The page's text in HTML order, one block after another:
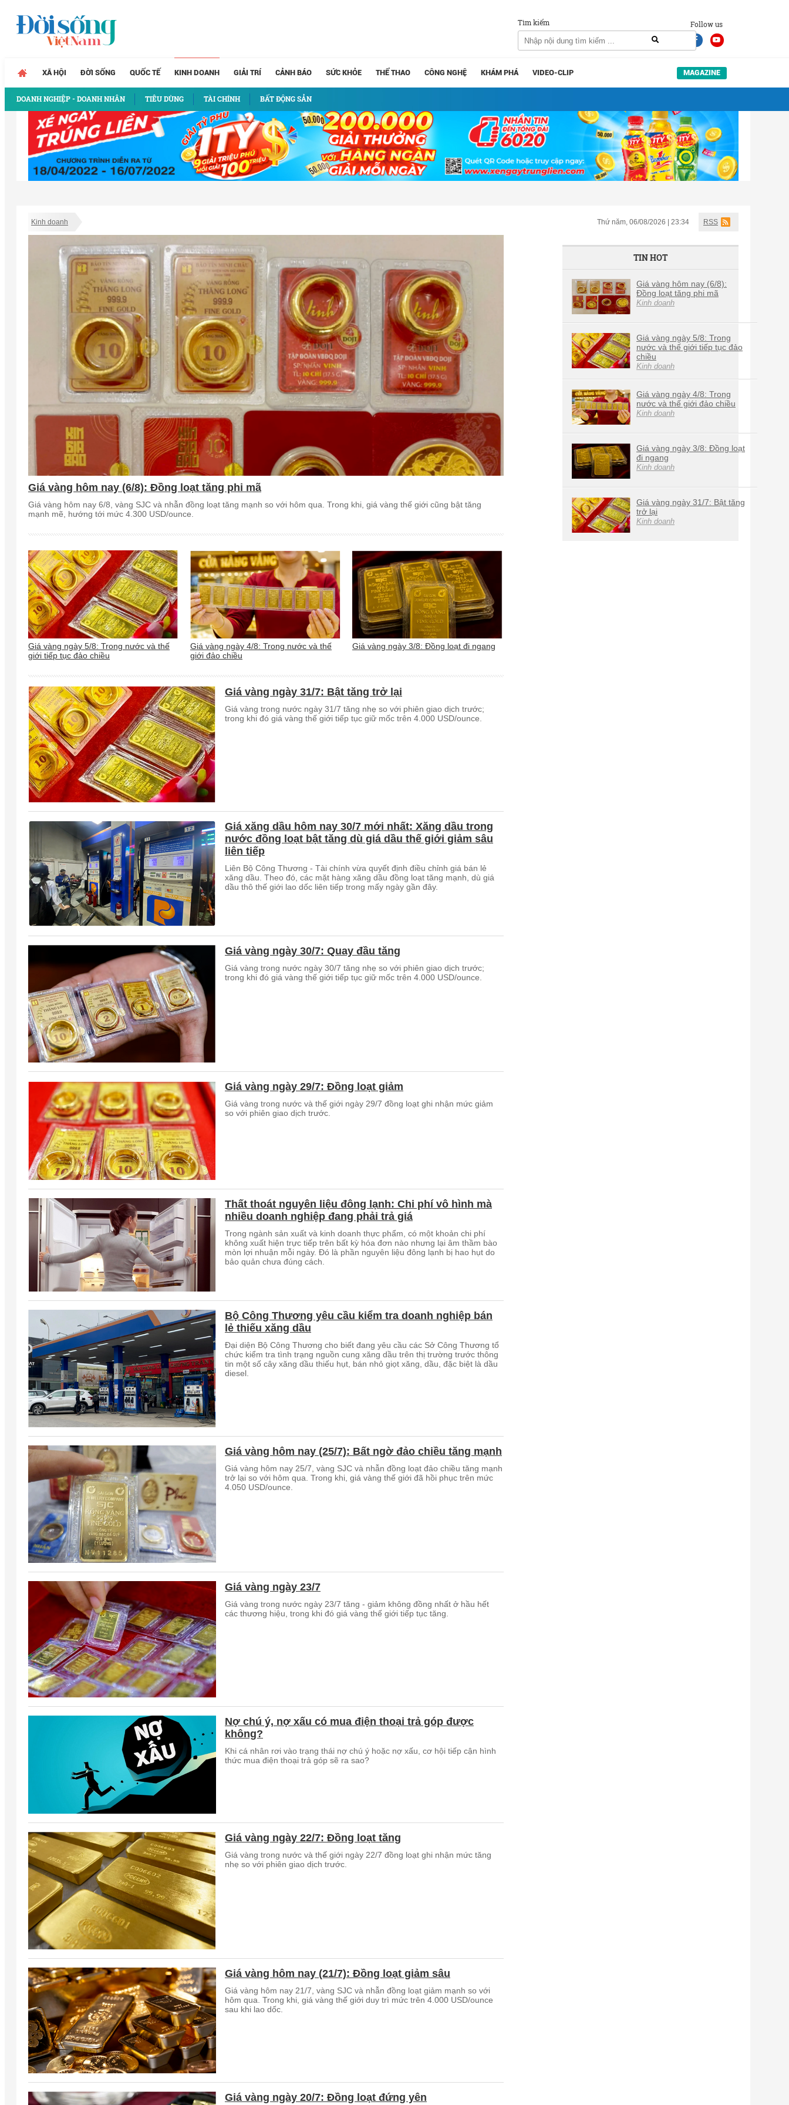
Follow us
Tìm kiếm
XÃ HỘI ĐỜI SỐNG QUỐC TẾ KINH DOANH
DOANH NGHIỆP - DOANH NHÂN TIÊU DÙNG TÀI CHÍNH BẤT ĐỘNG SẢN
GIẢI TRÍ CẢNH BÁO SỨC KHỎE THỂ THAO CÔNG NGHỆ KHÁM PHÁ VIDEO-CLIP MAGAZINE
Kinh doanh Thứ năm, 06/08/2026 | 23:34 RSS
Giá vàng hôm nay (6/8): Đồng loạt tăng phi mã
Giá vàng hôm nay 6/8, vàng SJC và nhẫn đồng loạt tăng mạnh so với hôm qua. Trong khi, giá vàng thế giới cũng bật tăng
mạnh mẽ, hướng tới mức 4.300 USD/ounce.
Giá vàng ngày 5/8: Trong nước và thế
giới tiếp tục đảo chiều
Giá vàng ngày 4/8: Trong nước và thế
giới đảo chiều
Giá vàng ngày 3/8: Đồng loạt đi ngang
Giá vàng ngày 31/7: Bật tăng trở lại
Giá vàng trong nước ngày 31/7 tăng nhẹ so với phiên giao dịch trước;
trong khi đó giá vàng thế giới tiếp tục giữ mốc trên 4.000 USD/ounce.
Giá xăng dầu hôm nay 30/7 mới nhất: Xăng dầu trong
nước đồng loạt bật tăng dù giá dầu thế giới giảm sâu
liên tiếp
Liên Bộ Công Thương - Tài chính vừa quyết định điều chỉnh giá bán lẻ
xăng dầu. Theo đó, các mặt hàng xăng dầu đồng loạt tăng mạnh, dù giá
dầu thô thế giới lao dốc liên tiếp trong mấy ngày gần đây.
Giá vàng ngày 30/7: Quay đầu tăng
Giá vàng trong nước ngày 30/7 tăng nhẹ so với phiên giao dịch trước;
trong khi đó giá vàng thế giới tiếp tục giữ mốc trên 4.000 USD/ounce.
Giá vàng ngày 29/7: Đồng loạt giảm
Giá vàng trong nước và thế giới ngày 29/7 đồng loạt ghi nhận mức giảm
so với phiên giao dịch trước.
Thất thoát nguyên liệu đông lạnh: Chi phí vô hình mà
nhiều doanh nghiệp đang phải trả giá
Trong ngành sản xuất và kinh doanh thực phẩm, có một khoản chi phí
không xuất hiện trực tiếp trên bất kỳ hóa đơn nào nhưng lại âm thầm bào
mòn lợi nhuận mỗi ngày. Đó là phần nguyên liệu đông lạnh bị hao hụt do
bảo quản chưa đúng cách.
Bộ Công Thương yêu cầu kiểm tra doanh nghiệp bán
lẻ thiếu xăng dầu
Đại diện Bộ Công Thương cho biết đang yêu cầu các Sở Công Thương tổ
chức kiểm tra tình trạng nguồn cung xăng dầu trên thị trường trước thông
tin một số cây xăng dầu thiếu hụt, bán nhỏ giọt xăng, dầu, đặc biệt là dầu
diesel.
Giá vàng hôm nay (25/7): Bất ngờ đảo chiều tăng mạnh
Giá vàng hôm nay 25/7, vàng SJC và nhẫn đồng loạt đảo chiều tăng mạnh
trở lại so với hôm qua. Trong khi, giá vàng thế giới đã hồi phục trên mức
4.050 USD/ounce.
Giá vàng ngày 23/7
Giá vàng trong nước ngày 23/7 tăng - giảm không đồng nhất ở hầu hết
các thương hiệu, trong khi đó giá vàng thế giới tiếp tục tăng.
Nợ chú ý, nợ xấu có mua điện thoại trả góp được
không?
Khi cá nhân rơi vào trạng thái nợ chú ý hoặc nợ xấu, cơ hội tiếp cận hình
thức mua điện thoại trả góp sẽ ra sao?
Giá vàng ngày 22/7: Đồng loạt tăng
Giá vàng trong nước và thế giới ngày 22/7 đồng loạt ghi nhận mức tăng
nhẹ so với phiên giao dịch trước.
Giá vàng hôm nay (21/7): Đồng loạt giảm sâu
Giá vàng hôm nay 21/7, vàng SJC và nhẫn đồng loạt giảm mạnh so với
hôm qua. Trong khi, giá vàng thế giới duy trì mức trên 4.000 USD/ounce
sau khi lao dốc.
Giá vàng ngày 20/7: Đồng loạt đứng yên
TIN HOT
Giá vàng hôm nay (6/8):
Đồng loạt tăng phi mã
Kinh doanh
Giá vàng ngày 5/8: Trong
nước và thế giới tiếp tục đảo
chiều
Kinh doanh
Giá vàng ngày 4/8: Trong
nước và thế giới đảo chiều
Kinh doanh
Giá vàng ngày 3/8: Đồng loạt
đi ngang
Kinh doanh
Giá vàng ngày 31/7: Bật tăng
trở lại
Kinh doanh